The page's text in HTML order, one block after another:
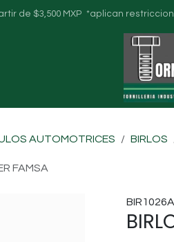
de $3,500 MXP *aplican
AUTOMOTRICES BIRLOS
FAMSA
BIR1026A